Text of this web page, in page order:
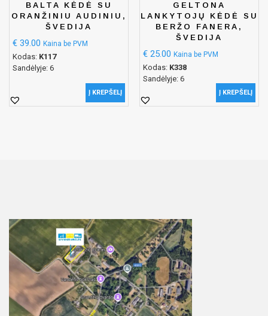
BALTA KĖDĖ SU
ORANŽINIU AUDINIU,
ŠVEDIJA
€ 39.00 Kaina be PVM
Kodas: K117
Sandėlyje: 6
Į KREPŠELĮ
GELTONA
LANKYTOJŲ KĖDĖ SU
BERŽO FANERA,
ŠVEDIJA
€ 25.00 Kaina be PVM
Kodas: K338
Sandėlyje: 6
Į KREPŠELĮ